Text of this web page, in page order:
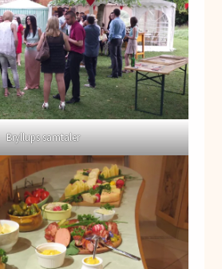
Bryllups samtaler